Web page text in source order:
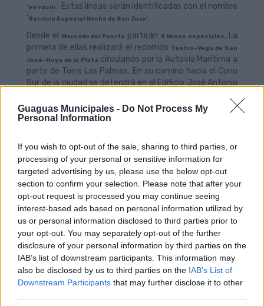
Guaguas Municipales - Do Not Process My
Personal Information
If you wish to opt-out of the sale, sharing to third parties, or
processing of your personal or sensitive information for
targeted advertising by us, please use the below opt-out
section to confirm your selection. Please note that after your
opt-out request is processed you may continue seeing
interest-based ads based on personal information utilized by
us or personal information disclosed to third parties prior to
your opt-out. You may separately opt-out of the further
disclosure of your personal information by third parties on the
IAB’s list of downstream participants. This information may
also be disclosed by us to third parties on the IAB’s List of
Downstream Participants that may further disclose it to other
‘en vacío’. Estas líneas serán identificadas con el nombre
‘Servicio Especial Noche de San Juan’.
Desde el
Mercado del Puerto partirán 4 líneas especiales. La
primera de ellas realizará el recorrido Teatro-Vega de San
José-Hoya de la Plata circulando por la Autovía Marítima a
partir de Torre Las Palmas. En su camino hacia el Cono
Sur de la ciudad se detendrá en el Edificio José Antonio
Metropole, Parque San Telmo, Mercado de Vegueta,
Plaza Santa Isabel, y de ahí en adelante seguirá el
La línea especial con destinoLomo Los Frailes-Tamaraceite
circulará por Juan Carlos I y la Avenida Pintor Felo
Monzón. Su recorrido será similar al de la Línea 26, y a
partir de La Guillena recuperará su camino
acostumbrado.
La tercera de las líneas especiales que partirá desde el
Puerto se dirigirá aCiudad Alta(Escaletiras-Schamann-
Las Rehoyas-Guiniguada), con la misma ruta que
realiza diariamente la Línea 33.
Y por último, la cuarta línea que partirá desde el
Mercado del Puerto trasladará a los viajeros de
como hacen de manera rutinaria las líneas 21
y 22.